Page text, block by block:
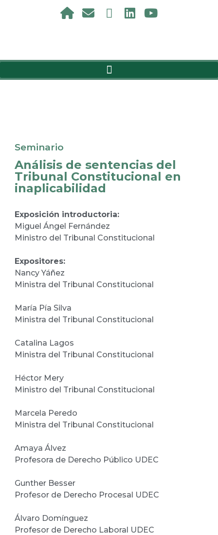
Seminario
Análisis de sentencias del
Tribunal Constitucional en
inaplicabilidad
Exposición introductoria:
Miguel Ángel Fernández
Ministro del Tribunal Constitucional
Expositores:
Nancy Yáñez
Ministra del Tribunal Constitucional
María Pía Silva
Ministra del Tribunal Constitucional
Catalina Lagos
Ministra del Tribunal Constitucional
Héctor Mery
Ministro del Tribunal Constitucional
Marcela Peredo
Ministra del Tribunal Constitucional
Amaya Álvez
Profesora de Derecho Público UDEC
Gunther Besser
Profesor de Derecho Procesal UDEC
Álvaro Domínguez
Profesor de Derecho Laboral UDEC